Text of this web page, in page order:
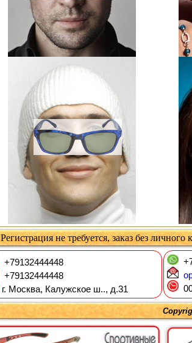
Регистрация не требуется, заказ без
+79132444448
+79132444448
г. Москва, Калужское ш.., д.31